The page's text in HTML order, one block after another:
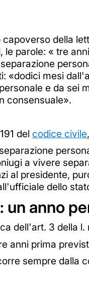
capoverso della
le parole: « tre
«dodici mesi
e da sei
consensuale».
del codice civile
a vivere
al presidente,
dello
un anno
dell'art. 3 della
anni prima
sempre dalla